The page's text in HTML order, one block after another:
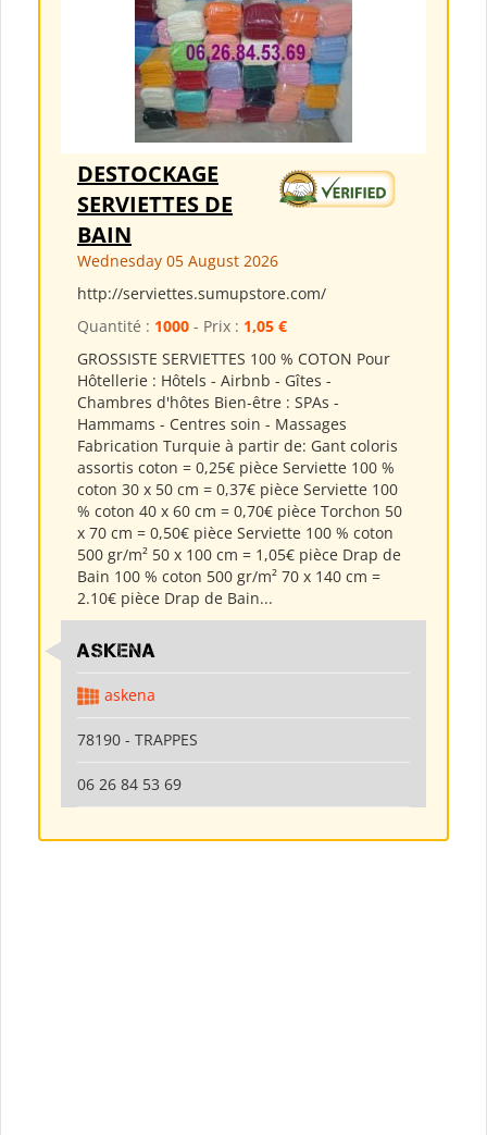
DESTOCKAGE
SERVIETTES DE
BAIN
Wednesday 05 August 2026
http://serviettes.sumupstore.com/
Quantité : 1000 - Prix : 1,05 €
GROSSISTE SERVIETTES 100 % COTON Pour
Hôtellerie : Hôtels - Airbnb - Gîtes -
Chambres d'hôtes Bien-être : SPAs -
Hammams - Centres soin - Massages
Fabrication Turquie à partir de: Gant coloris
assortis coton = 0,25€ pièce Serviette 100 %
coton 30 x 50 cm = 0,37€ pièce Serviette 100
% coton 40 x 60 cm = 0,70€ pièce Torchon 50
x 70 cm = 0,50€ pièce Serviette 100 % coton
500 gr/m² 50 x 100 cm = 1,05€ pièce Drap de
Bain 100 % coton 500 gr/m² 70 x 140 cm =
2.10€ pièce Drap de Bain...
ASKENA
askena
78190 - TRAPPES
06 26 84 53 69